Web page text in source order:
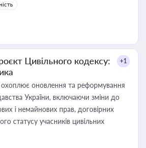
Цивільного кодексу:
+1
оновлення та реформування
України, включаючи зміни до
і немайнових прав, договірних
статусу учасників цивільних